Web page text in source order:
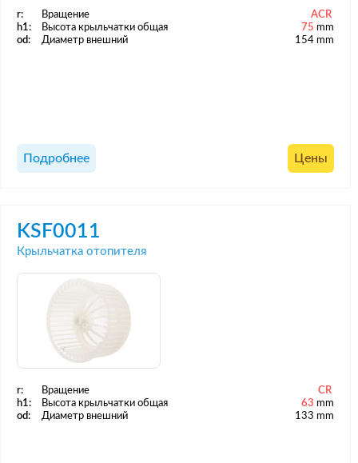
r: Вращение
ACR
h1:
Высота крыльчатки общая 75 mm
od:
Диаметр внешний 154 mm
Подробнее Цены
KSF0011
Крыльчатка отопителя
r: Вращение
CR
h1:
Высота крыльчатки общая 63 mm
od:
Диаметр внешний 133 mm